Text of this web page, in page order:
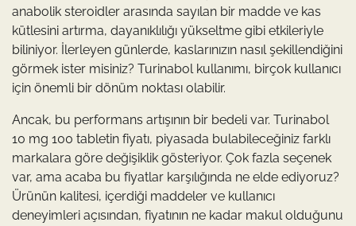
anabolik steroidler arasında sayılan bir madde ve kas
kütlesini artırma, dayanıklılığı yükseltme gibi etkileriyle
biliniyor. İlerleyen günlerde, kaslarınızın nasıl şekillendiğini
görmek ister misiniz? Turinabol kullanımı, birçok kullanıcı
için önemli bir dönüm noktası olabilir.
Ancak, bu performans artışının bir bedeli var. Turinabol
10 mg 100 tabletin fiyatı, piyasada bulabileceğiniz farklı
markalara göre değişiklik gösteriyor. Çok fazla seçenek
var, ama acaba bu fiyatlar karşılığında ne elde ediyoruz?
Ürünün kalitesi, içerdiği maddeler ve kullanıcı
deneyimleri açısından, fiyatının ne kadar makul olduğunu